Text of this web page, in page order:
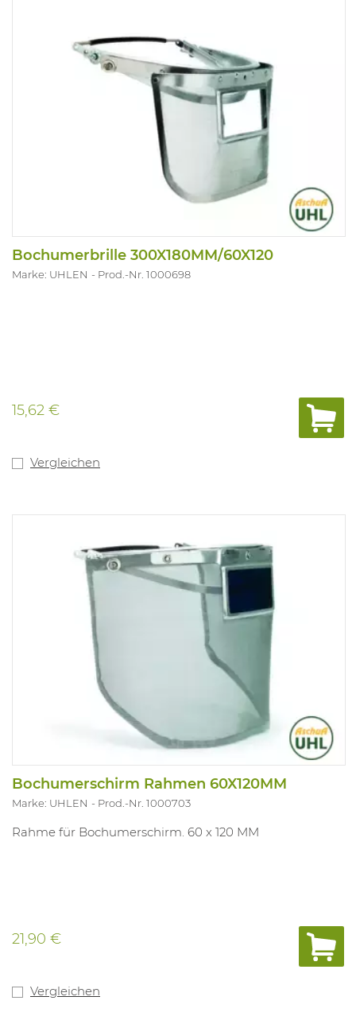
Bochumerbrille 300X180MM/60X120
Marke: UHLEN Prod.-Nr. 1000698
15,62 €
Vergleichen
Bochumerschirm Rahmen 60X120MM
Marke: UHLEN Prod.-Nr. 1000703
Rahme für Bochumerschirm. 60 x 120 MM
21,90 €
Vergleichen